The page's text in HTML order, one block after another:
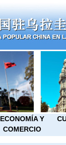
ECONOMÍA Y
COMERCIO